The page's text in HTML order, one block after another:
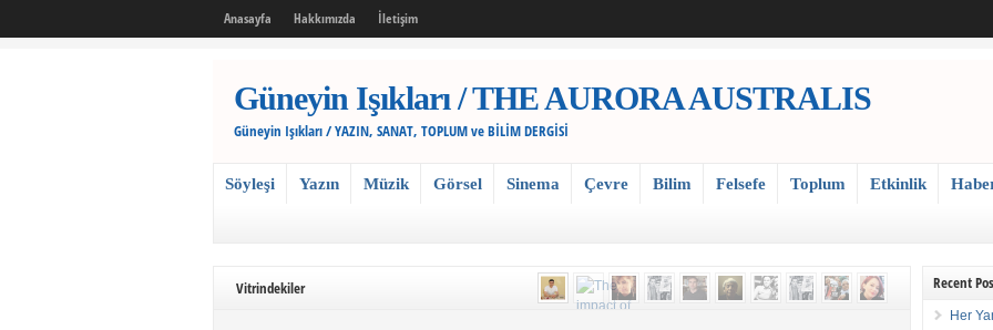
Anasayfa Hakkımızda İletişim
Güneyin Işıkları / THE AURORA AUSTRALIS
Güneyin Işıkları / YAZIN, SANAT, TOPLUM ve BİLİM DERGİSİ
Söyleşi Yazın Müzik Görsel Sinema Çevre Bilim Felsefe Toplum Etkinlik
Vitrindekiler Recent
Her